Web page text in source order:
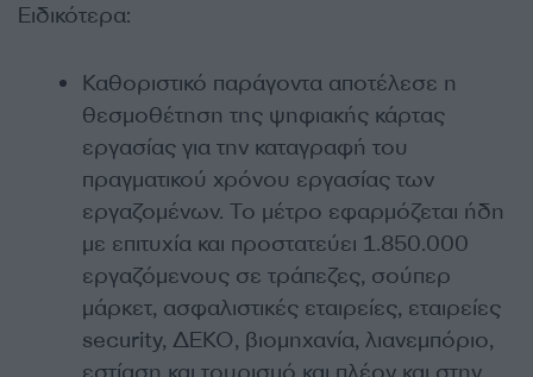
Ειδικότερα:
Καθοριστικό παράγοντα αποτέλεσε η
θεσμοθέτηση της ψηφιακής κάρτας
εργασίας για την καταγραφή του
πραγματικού χρόνου εργασίας των
εργαζομένων. Το μέτρο εφαρμόζεται ήδη
με επιτυχία και προστατεύει 1.850.000
εργαζόμενους σε τράπεζες, σούπερ
μάρκετ, ασφαλιστικές εταιρείες, εταιρείες
security, ΔΕΚΟ, βιομηχανία, λιανεμπόριο,